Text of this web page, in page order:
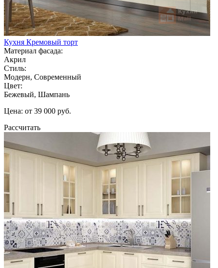
Кухня Кремовый торт
Материал фасада:
Акрил
Стиль:
Модерн, Современный
Цвет:
Бежевый, Шампань
Цена: от 39 000 руб.
Рассчитать